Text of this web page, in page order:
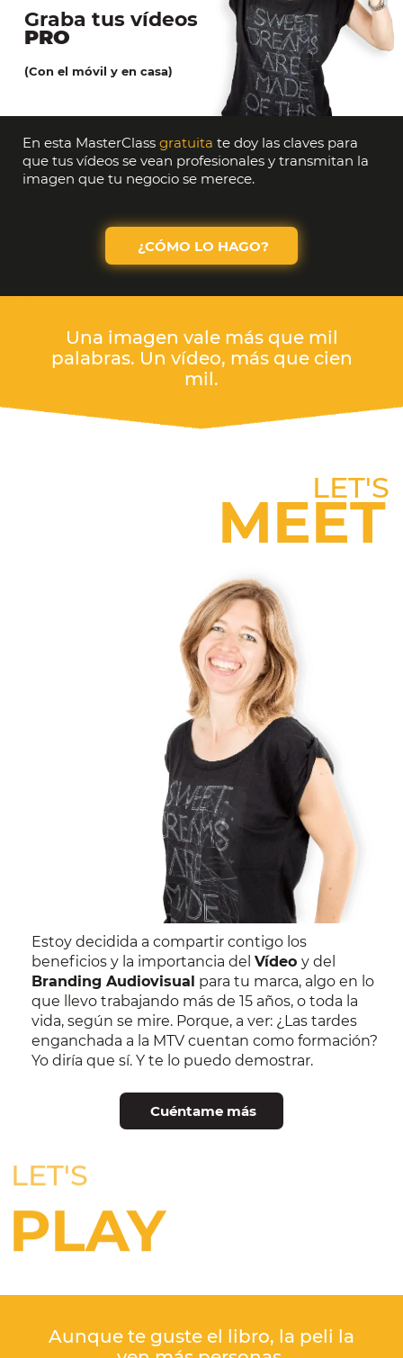
Graba tus vídeos
PRO
(Con el móvil y en casa)
En esta MasterClass gratuita te doy las claves para
que tus vídeos se vean profesionales y transmitan la
imagen que tu negocio se merece.
¿CÓMO LO HAGO?
LET'S
MEET
Una imagen vale más que mil
palabras. Un vídeo, más que cien
mil.
Estoy decidida a compartir contigo los
beneficios y la importancia del Vídeo y del
Branding Audiovisual para tu marca, algo en lo
que llevo trabajando más de 15 años, o toda la
vida, según se mire. Porque, a ver: ¿Las tardes
enganchada a la MTV cuentan como formación?
Yo diría que sí. Y te lo puedo demostrar.
Cuéntame más
Aunque te guste el libro, la peli la
LET'S
PLAY